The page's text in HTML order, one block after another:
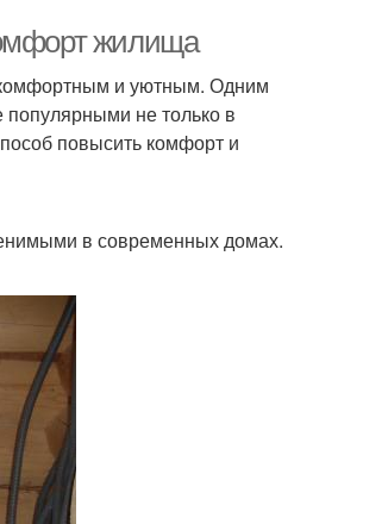
жилища
и уютным. Одним
не только в
повысить комфорт и
в современных домах.